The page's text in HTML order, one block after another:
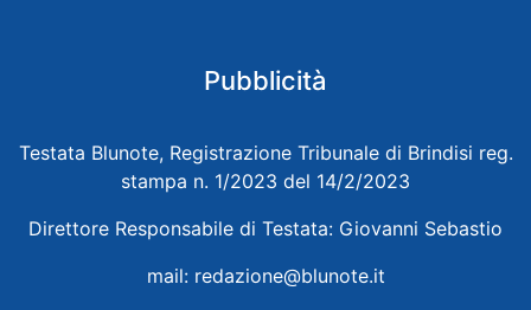
Pubblicità
Testata Blunote, Registrazione Tribunale di Brindisi reg.
stampa n. 1/2023 del 14/2/2023
Direttore Responsabile di Testata: Giovanni Sebastio
mail: redazione@blunote.it